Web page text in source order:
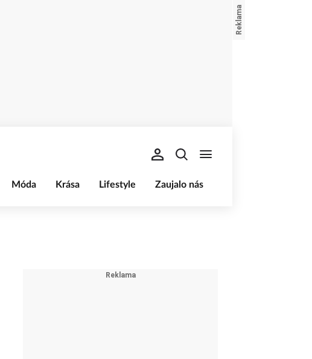
Móda Krása Lifestyle Zaujalo nás